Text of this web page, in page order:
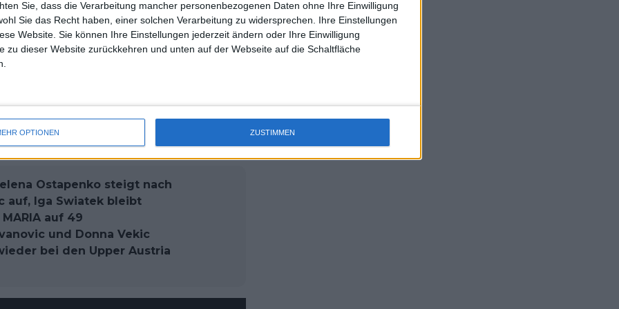
Sie, dass die Verarbeitung mancher personenbezogenen Daten ohne Ihre Einwilligung
Sie das Recht haben, einer solchen Verarbeitung zu widersprechen. Ihre Einstellungen
Website. Sie können Ihre Einstellungen jederzeit ändern oder Ihre Einwilligung
zu dieser Website zurückkehren und unten auf der Webseite auf die Schaltfläche
OPTIONEN ZUSTIMMEN
, treffen.
erneut auf eine frühere Grand Slam-
von 2021,
trifft Rybakina auf die dreimalige
Tunesierin hofft auf eine Revanche
Finale 2022.
Ostapenko steigt nach
auf, Iga Swiatek bleibt
auf 49
und Donna Vekic
bei den Upper Austria
uss J-L-Struff wahrscheinlich morge 3 Spiele absolvieren (2.
mal Einzel 1x Doppel) dank der hervorragenden Unterstützung
des Kommentators für F-A-A